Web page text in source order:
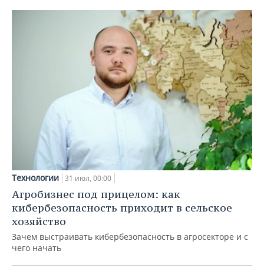
Технологии 31 июл, 00:00
Агробизнес под прицелом: как
кибербезопасность приходит в сельское
хозяйство
Зачем выстраивать кибербезопасность в агросекторе и с
чего начать